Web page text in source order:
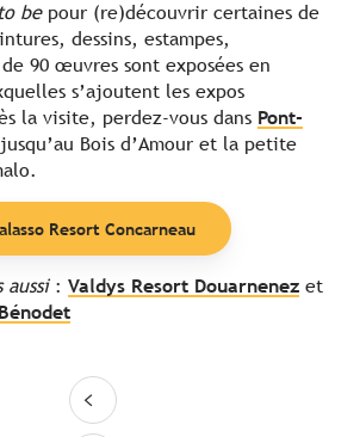
bepour (re)découvrir certaines de
dessins, estampes,
90 œuvres sont exposées en
s’ajoutent les expos
la visite, perdez-vous dans Pont-
Bois d’Amour et la petite
Resort Concarneau
aussi: Valdys Resort Douarnenez et